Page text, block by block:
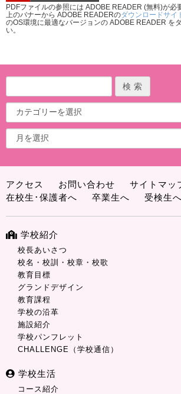
PDFファイルの参照には ADOBE READER (無料)が必
上のバナーから ADOBE READERのダウンロードサイ
のOS環境に最適なバージョンの ADOBE READER を
い。
アクセス お問い合わせ
サイトマッ
在校生･保護者へ
卒業生へ 受検生へ
学校紹介
校長あいさつ
校名・校訓・校章・校歌
教育目標
グランドデザイン
教育課程
学校の沿革
施設紹介
学校パンフレット
CHALLENGE（学校通信）
学校生活
コース紹介